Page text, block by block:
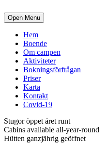
Open Menu
Hem
Boende
Om campen
Aktiviteter
Bokningsförfrågan
Priser
Karta
Kontakt
Covid-19
Stugor öppet året runt
Cabins available all-year-round
Hütten ganzjährig geöffnet